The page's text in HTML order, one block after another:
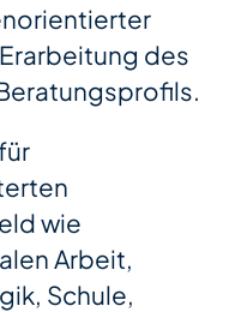
des
wie
Arbeit,
Schule,